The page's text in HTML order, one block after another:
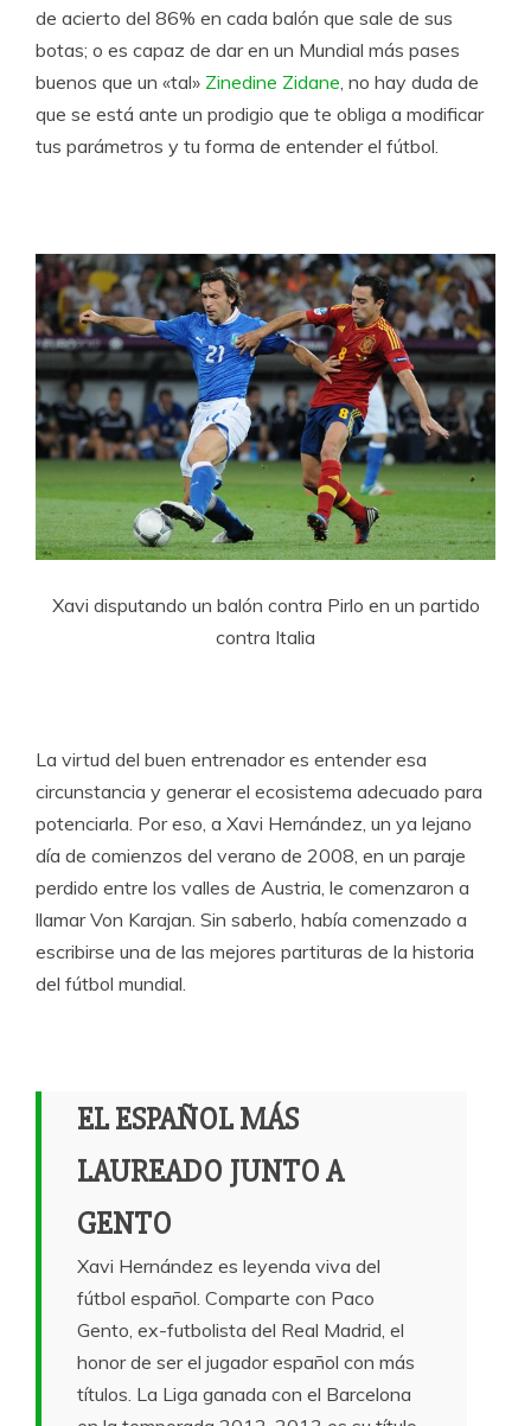
de acierto del 86% en cada balón que sale de sus
botas; o es capaz de dar en un Mundial más pases
buenos que un «tal» Zinedine Zidane, no hay duda de
que se está ante un prodigio que te obliga a modificar
tus parámetros y tu forma de entender el fútbol.
Xavi disputando un balón contra Pirlo en un partido
contra Italia
La virtud del buen entrenador es entender esa
circunstancia y generar el ecosistema adecuado para
potenciarla. Por eso, a Xavi Hernández, un ya lejano
día de comienzos del verano de 2008, en un paraje
perdido entre los valles de Austria, le comenzaron a
llamar Von Karajan. Sin saberlo, había comenzado a
escribirse una de las mejores partituras de la historia
del fútbol mundial.
EL ESPAÑOL MÁS
LAUREADO JUNTO A
GENTO
Xavi Hernández es leyenda viva del
fútbol español. Comparte con Paco
Gento, ex-futbolista del Real Madrid, el
honor de ser el jugador español con más
títulos. La Liga ganada con el Barcelona